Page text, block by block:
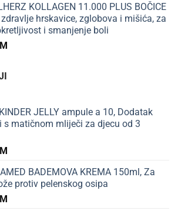
KOLLAGEN 11.000 PLUS BOČICE
hrskavice, zglobova i mišića, za
i smanjenje boli
JELLY ampule a 10, Dodatak
s matičnom mliječi za djecu od 3
BADEMOVA KREMA 150ml, Za
protiv pelenskog osipa